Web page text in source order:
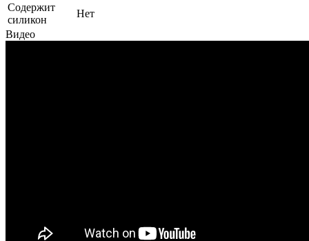
Содержит
силикон
Нет
Видео